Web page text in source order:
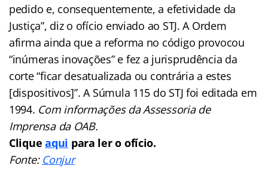
pedido e, consequentemente, a efetividade da
Justiça”, diz o ofício enviado ao STJ. A Ordem
afirma ainda que a reforma no código provocou
“inúmeras inovações” e fez a jurisprudência da
corte “ficar desatualizada ou contrária a estes
[dispositivos]”. A Súmula 115 do STJ foi editada em
1994. Com informações da Assessoria de
Imprensa da OAB.
Cliqueaqui para ler o ofício.
Fonte: Conjur